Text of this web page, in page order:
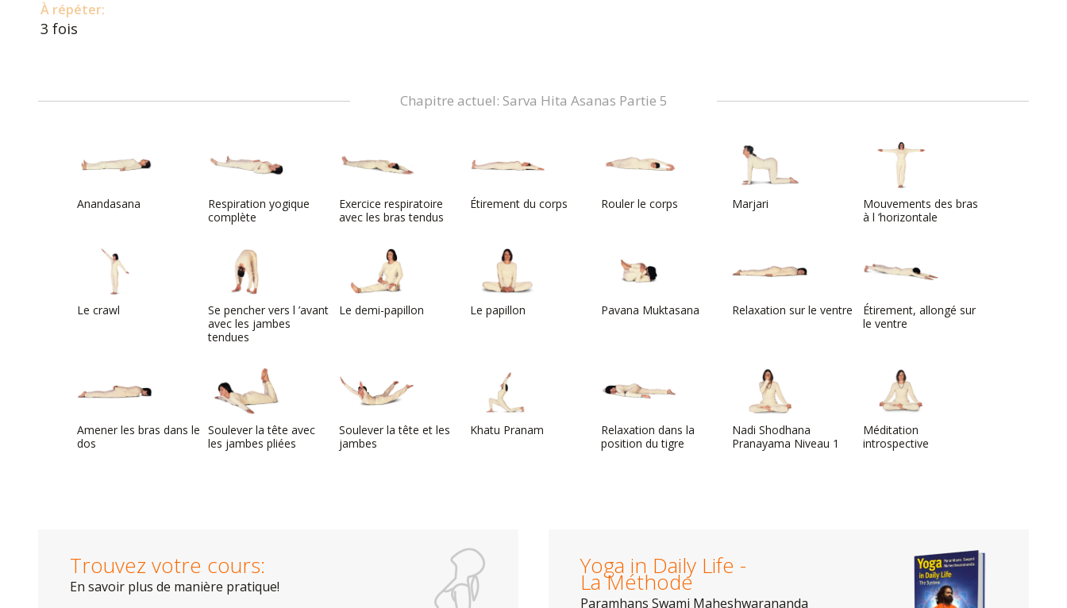
À répéter:
3 fois
Chapitre actuel: Sarva Hita Asanas Partie 5
Anandasana
Respiration yogique
complète
Exercice respiratoire
avec les bras tendus
Étirement du corps Rouler le corps Marjari
Mouvements des bras
à l ’horizontale
Le crawl
Se pencher vers l ’avant
avec les jambes
tendues
Le demi-papillon Le papillon Pavana Muktasana Relaxation sur le ventre
Étirement, allongé sur
le ventre
Amener les bras dans le
dos
Soulever la tête avec
les jambes pliées
Soulever la tête et les
jambes
Khatu Pranam
Relaxation dans la
position du tigre
Nadi Shodhana
Pranayama Niveau 1
Méditation
introspective
Trouvez votre cours:
En savoir plus de manière pratique!
Yoga in Daily Life -
La Méthode
Paramhans Swami Maheshwarananda